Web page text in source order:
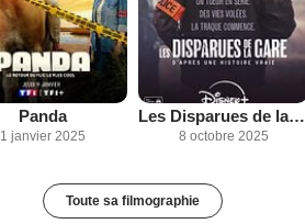
Panda
1 janvier 2025
Les Disparues de la gare
8 octobre 2025
Toute sa filmographie